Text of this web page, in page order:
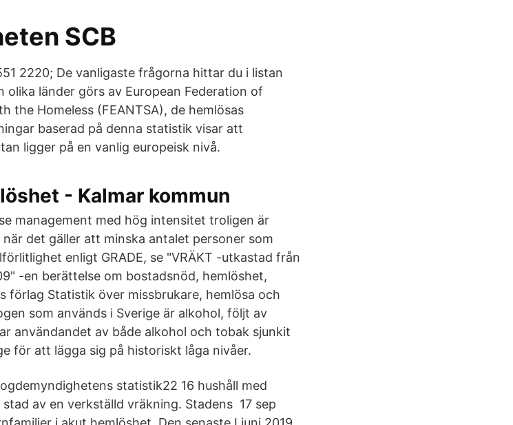
SCB
2220; De vanligaste frågorna hittar du i listan
länder görs av European Federation of
the Homeless (FEANTSA), de hemlösas
baserad på denna statistik visar att
ligger på en vanlig europeisk nivå.
- Kalmar kommun
management med hög intensitet troligen är
det gäller att minska antalet personer som
enligt GRADE, se "VRÄKT -utkastad från
-en berättelse om bostadsnöd, hemlöshet,
förlag Statistik över missbrukare, hemlösa och
som används i Sverige är alkohol, följt av
användandet av både alkohol och tobak sjunkit
för att lägga sig på historiskt låga nivåer.
statistik22 16 hushåll med
av en verkställd vräkning. Stadens 17 sep